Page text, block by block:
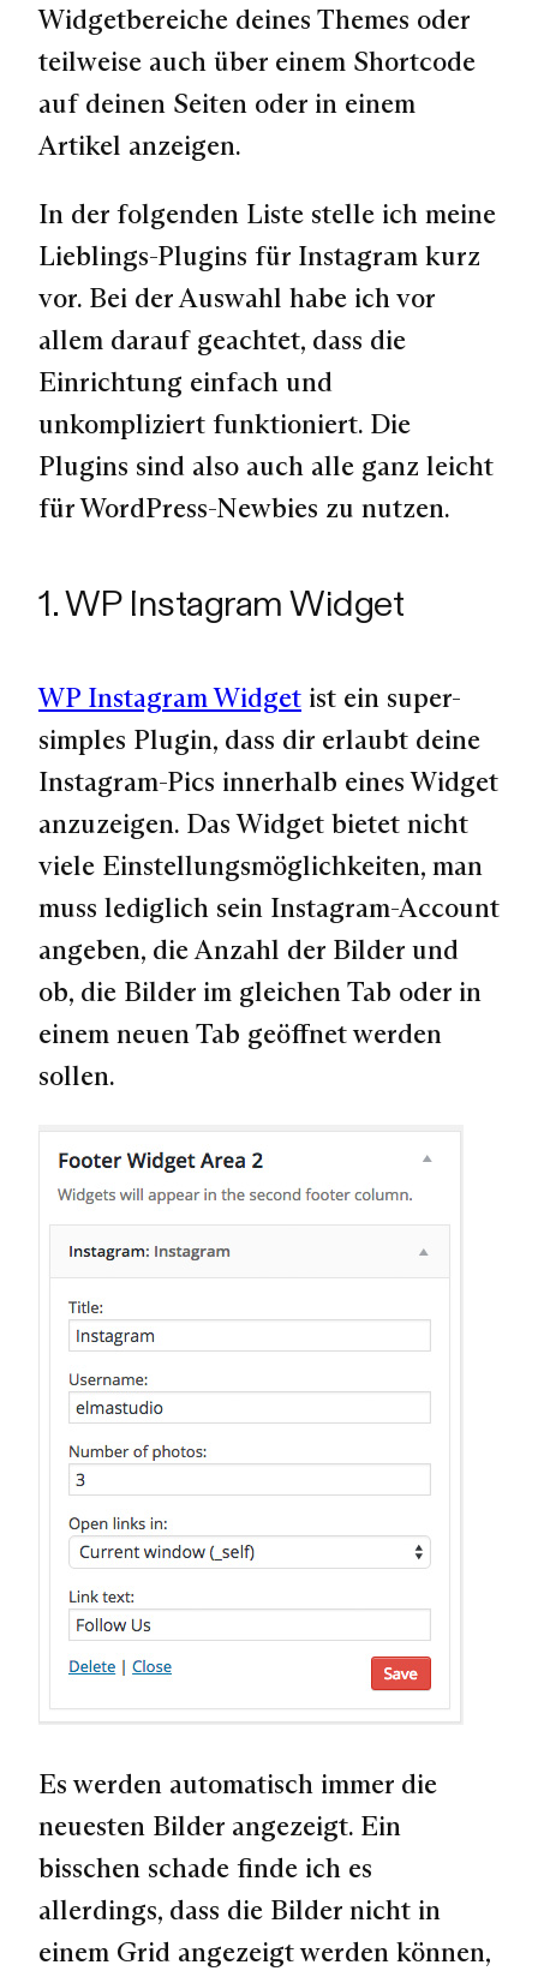
Widgetbereiche deines Themes oder
teilweise auch über einem Shortcode
auf deinen Seiten oder in einem
Artikel anzeigen.
In der folgenden Liste stelle ich meine
Lieblings-Plugins für Instagram kurz
vor. Bei der Auswahl habe ich vor
allem darauf geachtet, dass die
Einrichtung einfach und
unkompliziert funktioniert. Die
Plugins sind also auch alle ganz leicht
für WordPress-Newbies zu nutzen.
1. WP Instagram Widget
WP Instagram Widget ist ein super-
simples Plugin, dass dir erlaubt deine
Instagram-Pics innerhalb eines Widget
anzuzeigen. Das Widget bietet nicht
viele Einstellungsmöglichkeiten, man
muss lediglich sein Instagram-Account
angeben, die Anzahl der Bilder und
ob, die Bilder im gleichen Tab oder in
einem neuen Tab geöffnet werden
sollen.
Es werden automatisch immer die
neuesten Bilder angezeigt. Ein
bisschen schade finde ich es
allerdings, dass die Bilder nicht in
einem Grid angezeigt werden können,